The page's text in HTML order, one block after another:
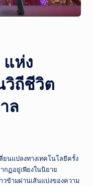
แห่ง
วิถีชีวิต
ล
นแปลงทางเทคโนโลยีครั้ง
กฏอยู่เพียงในนิยาย
ข้ามผ่านเส้นแบ่งของความ